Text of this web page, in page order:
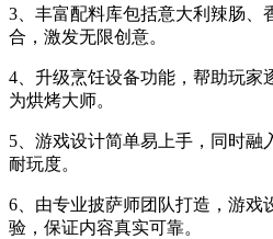
3、丰富配料库包括意大利辣肠、
合，激发无限创意。
4、升级烹饪设备功能，帮助玩家
为烘烤大师。
5、游戏设计简单易上手，同时融
耐玩度。
6、由专业披萨师团队打造，游戏
验，保证内容真实可靠。